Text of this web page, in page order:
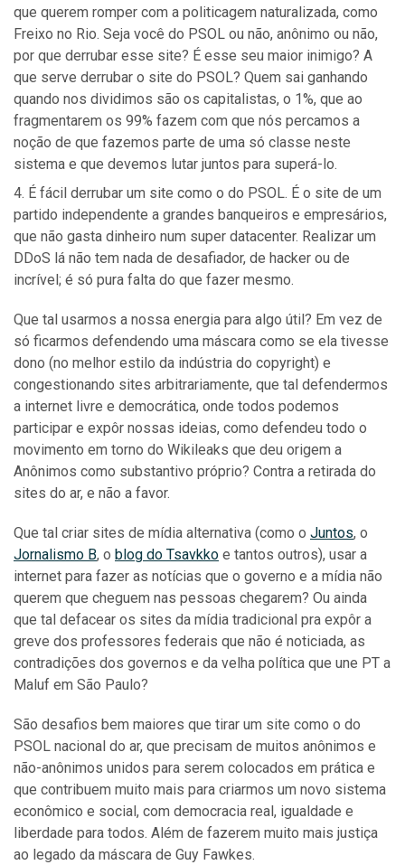
que querem romper com a politicagem naturalizada, como
Freixo no Rio. Seja você do PSOL ou não, anônimo ou não,
por que derrubar esse site? É esse seu maior inimigo? A
que serve derrubar o site do PSOL? Quem sai ganhando
quando nos dividimos são os capitalistas, o 1%, que ao
fragmentarem os 99% fazem com que nós percamos a
noção de que fazemos parte de uma só classe neste
sistema e que devemos lutar juntos para superá-lo.
É fácil derrubar um site como o do PSOL. É o site de um
partido independente a grandes banqueiros e empresários,
que não gasta dinheiro num super datacenter. Realizar um
DDoS lá não tem nada de desafiador, de hacker ou de
incrível; é só pura falta do que fazer mesmo.
Que tal usarmos a nossa energia para algo útil? Em vez de
só ficarmos defendendo uma máscara como se ela tivesse
dono (no melhor estilo da indústria do copyright) e
congestionando sites arbitrariamente, que tal defendermos
a internet livre e democrática, onde todos podemos
participar e expôr nossas ideias, como defendeu todo o
movimento em torno do Wikileaks que deu origem a
Anônimos como substantivo próprio? Contra a retirada do
sites do ar, e não a favor.
Que tal criar sites de mídia alternativa (como o Juntos, o
Jornalismo B, o blog do Tsavkko e tantos outros), usar a
internet para fazer as notícias que o governo e a mídia não
querem que cheguem nas pessoas chegarem? Ou ainda
que tal defacear os sites da mídia tradicional pra expôr a
greve dos professores federais que não é noticiada, as
contradições dos governos e da velha política que une PT a
Maluf em São Paulo?
São desafios bem maiores que tirar um site como o do
PSOL nacional do ar, que precisam de muitos anônimos e
não-anônimos unidos para serem colocados em prática e
que contribuem muito mais para criarmos um novo sistema
econômico e social, com democracia real, igualdade e
liberdade para todos. Além de fazerem muito mais justiça
ao legado da máscara de Guy Fawkes.